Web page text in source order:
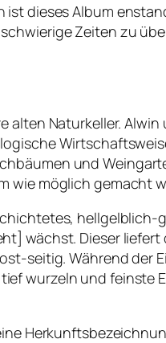
dieses Album
Zeiten zu
alten Naturkeller.
und
wie möglich gemacht
hellgelblich-
wächst. Dieser liefert
seitig. Während der
wurzeln und feinste